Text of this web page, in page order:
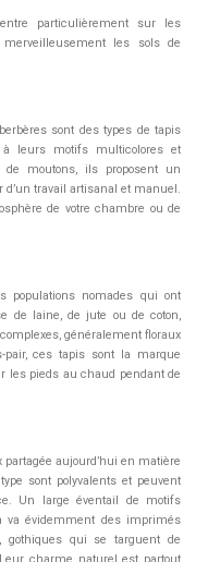
particulièrement sur les
les sols de
sont des types de tapis
à leurs motifs multicolores et
moutons, ils proposent un
d’un travail artisanal et manuel.
de votre chambre ou de
populations nomades qui ont
de laine, de jute ou de coton,
généralement floraux
pair, ces tapis sont la marque
les pieds au chaud pendant de
aujourd’hui en matière
sont polyvalents et peuvent
Un large éventail de motifs
va évidemment des imprimés
gothiques qui se targuent de